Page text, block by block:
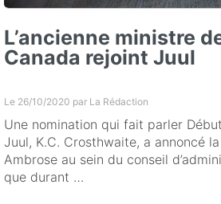
L’ancienne ministre
Canada rejoint Juul
Le 26/10/2020 par La Rédaction
Une nomination qui fait parler
Juul, K.C. Crosthwaite, a annoncé
Ambrose au sein du conseil
que durant …